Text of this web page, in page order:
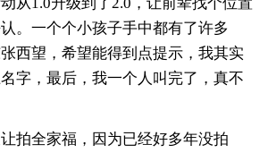
。一个个小孩子手中都有了许多
西望，希望能得到点提示，我其实
字，最后，我一个人叫完了，真不
拍全家福，因为已经好多年没拍